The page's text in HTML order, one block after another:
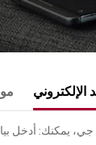
الإلكتروني
يمكنك: أدخل